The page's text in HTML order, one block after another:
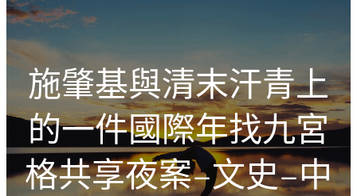
h
施肇基與清末汗青上
的一件國際年找九宮
格共享夜案–文史–中